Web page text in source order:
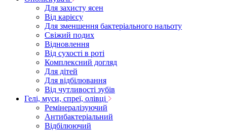
Для захисту ясен
Від карієсу
Для зменшення бактеріального нальоту
Свіжий подих
Відновлення
Від сухості в роті
Комплексний догляд
Для дітей
Для відбілювання
Від чутливості зубів
Гелі, муси, спреї, олівці
Ремінералізуючий
Антибактеріальний
Відбілюючий